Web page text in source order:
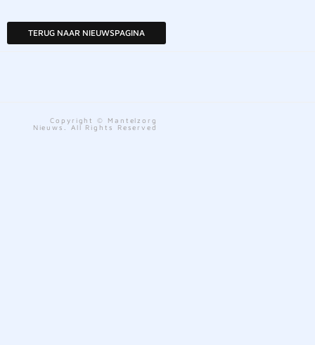
TERUG NAAR NIEUWSPAGINA
Copyright © Mantelzorg
Nieuws. All Rights Reserved